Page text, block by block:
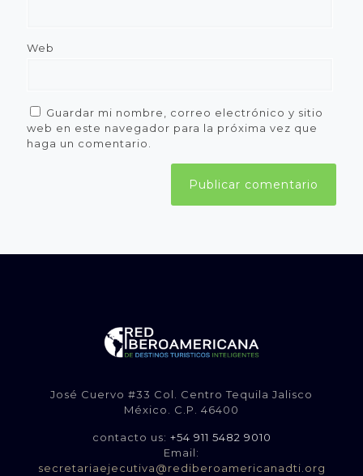
Web
Guardar mi nombre, correo electrónico y sitio
web en este navegador para la próxima vez que
haga un comentario.
José Cuervo #33 Col. Centro Tequila Jalisco
México. C.P. 46400
contacto us: +54 911 5482 9010
Email:
secretariaejecutiva@rediberoamericanadti.org